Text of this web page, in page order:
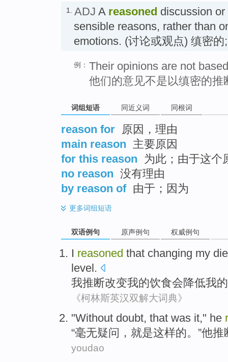
1. ADJ A reasoned discussion
sensible reasons, rather than
emotions. (讨论或观点) 缜密
例： Their opinions are not
他们的意见不是以缜密的推
词组短语 同近义词 同根词
reason for
原因，理由
main reason 主要原因
for this reason 为此；由于这个
no reason 没有理由
by reason of 由于；因为
更多词组短语
双语例句 原声例句 权威例句
I reasoned that changing my
level .
我推断改变我的饮食会降低我的
《柯林斯英汉双解大词典》
"Without doubt, that was it," he
“毫无疑问， 就是这样的。”他推
youdao